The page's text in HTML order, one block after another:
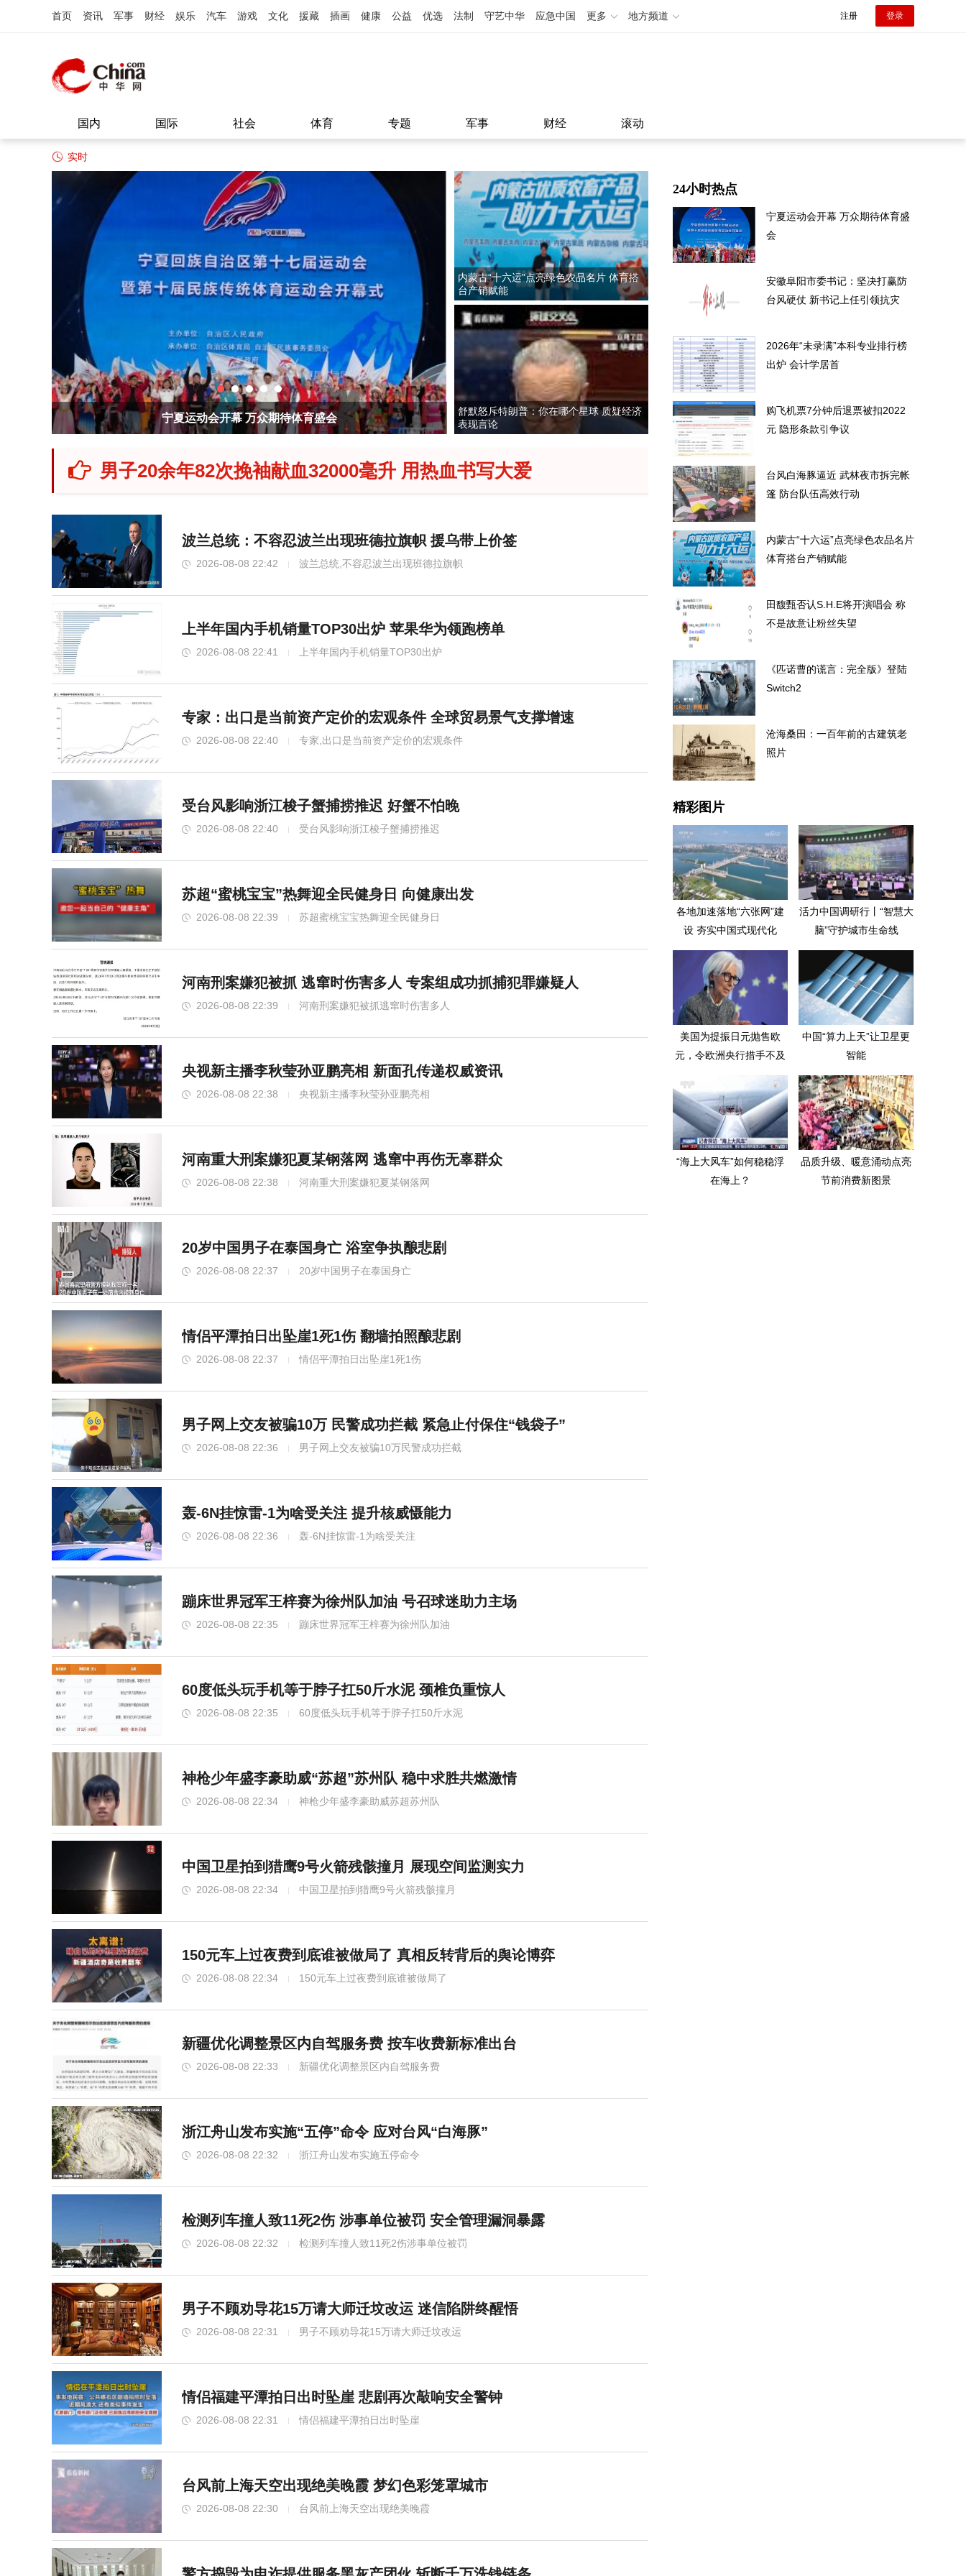
首页 资讯 军事 财经 娱乐 汽车 游戏 文化 援藏 插画 健康 公益 优选 法制 守艺中华 应急中国 更多 地方频道 注册 登录
国内 国际 社会 体育 专题 军事 财经 滚动
实时
安徽阜阳市委书记：坚决打赢防台风硬仗 新书记上任引领抗灾 2026年“未录满”本科专业排行榜出炉 会计学居首
内蒙古“十六运”点亮绿色农品名片 体育搭
台产销赋能
舒默怒斥特朗普：你在哪个星球 质疑经济
表现言论
男子20余年82次挽袖献血32000毫升 用热血书写大爱
波兰总统：不容忍波兰出现班德拉旗帜 援乌带上价签
2026-08-08 22:42 波兰总统,不容忍波兰出现班德拉旗帜
上半年国内手机销量TOP30出炉 苹果华为领跑榜单
2026-08-08 22:41 上半年国内手机销量TOP30出炉
专家：出口是当前资产定价的宏观条件 全球贸易景气支撑增速
2026-08-08 22:40 专家,出口是当前资产定价的宏观条件
受台风影响浙江梭子蟹捕捞推迟 好蟹不怕晚
2026-08-08 22:40 受台风影响浙江梭子蟹捕捞推迟
苏超“蜜桃宝宝”热舞迎全民健身日 向健康出发
2026-08-08 22:39 苏超蜜桃宝宝热舞迎全民健身日
河南刑案嫌犯被抓 逃窜时伤害多人 专案组成功抓捕犯罪嫌疑人
2026-08-08 22:39 河南刑案嫌犯被抓逃窜时伤害多人
央视新主播李秋莹孙亚鹏亮相 新面孔传递权威资讯
2026-08-08 22:38 央视新主播李秋莹孙亚鹏亮相
河南重大刑案嫌犯夏某钢落网 逃窜中再伤无辜群众
2026-08-08 22:38 河南重大刑案嫌犯夏某钢落网
20岁中国男子在泰国身亡 浴室争执酿悲剧
2026-08-08 22:37 20岁中国男子在泰国身亡
情侣平潭拍日出坠崖1死1伤 翻墙拍照酿悲剧
2026-08-08 22:37 情侣平潭拍日出坠崖1死1伤
男子网上交友被骗10万 民警成功拦截 紧急止付保住“钱袋子”
2026-08-08 22:36 男子网上交友被骗10万民警成功拦截
轰-6N挂惊雷-1为啥受关注 提升核威慑能力
2026-08-08 22:36 轰-6N挂惊雷-1为啥受关注
蹦床世界冠军王梓赛为徐州队加油 号召球迷助力主场
2026-08-08 22:35 蹦床世界冠军王梓赛为徐州队加油
60度低头玩手机等于脖子扛50斤水泥 颈椎负重惊人
2026-08-08 22:35 60度低头玩手机等于脖子扛50斤水泥
神枪少年盛李豪助威“苏超”苏州队 稳中求胜共燃激情
2026-08-08 22:34 神枪少年盛李豪助威苏超苏州队
中国卫星拍到猎鹰9号火箭残骸撞月 展现空间监测实力
2026-08-08 22:34 中国卫星拍到猎鹰9号火箭残骸撞月
150元车上过夜费到底谁被做局了 真相反转背后的舆论博弈
2026-08-08 22:34 150元车上过夜费到底谁被做局了
新疆优化调整景区内自驾服务费 按车收费新标准出台
2026-08-08 22:33 新疆优化调整景区内自驾服务费
浙江舟山发布实施“五停”命令 应对台风“白海豚”
2026-08-08 22:32 浙江舟山发布实施五停命令
检测列车撞人致11死2伤 涉事单位被罚 安全管理漏洞暴露
2026-08-08 22:32 检测列车撞人致11死2伤涉事单位被罚
男子不顾劝导花15万请大师迁坟改运 迷信陷阱终醒悟
2026-08-08 22:31 男子不顾劝导花15万请大师迁坟改运
情侣福建平潭拍日出时坠崖 悲剧再次敲响安全警钟
2026-08-08 22:31 情侣福建平潭拍日出时坠崖
台风前上海天空出现绝美晚霞 梦幻色彩笼罩城市
2026-08-08 22:30 台风前上海天空出现绝美晚霞
24小时热点
宁夏运动会开幕 万众期待体育盛
会
安徽阜阳市委书记：坚决打赢防
台风硬仗 新书记上任引领抗灾
2026年“未录满”本科专业排行榜
出炉 会计学居首
购飞机票7分钟后退票被扣2022
元 隐形条款引争议
台风白海豚逼近 武林夜市拆完帐
篷 防台队伍高效行动
内蒙古“十六运”点亮绿色农品名片
体育搭台产销赋能
田馥甄否认S.H.E将开演唱会 称
不是故意让粉丝失望
《匹诺曹的谎言：完全版》登陆
Switch2
沧海桑田：一百年前的古建筑老
照片
精彩图片
各地加速落地“六张网”建
设 夯实中国式现代化
活力中国调研行丨“智慧大
脑”守护城市生命线
美国为提振日元抛售欧
元，令欧洲央行措手不及
中国“算力上天”让卫星更
智能
“海上大风车”如何稳稳浮
在海上？
品质升级、暖意涌动点亮
节前消费新图景